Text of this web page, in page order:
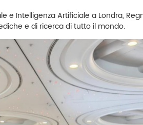
e Intelligenza Artificiale a Londra,
e di ricerca di tutto il mondo.